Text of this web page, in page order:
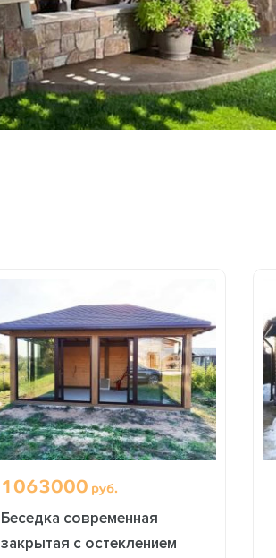
1063000 руб.
Беседка современная
закрытая с остеклением